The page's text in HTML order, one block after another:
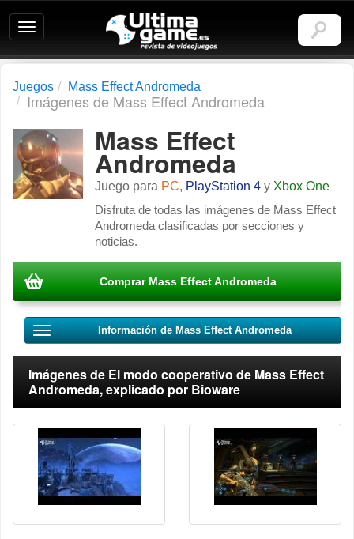
Ultimagame:
Revista
de
Juegos Mass Effect Andromeda
Imágenes de Mass Effect Andromeda
Mass Effect
Andromeda
Juego para PC, PlayStation 4 y Xbox One
Disfruta de todas las imágenes de Mass Effect
Andromeda clasificadas por secciones y
noticias.
Comprar Mass Effect Andromeda
Información de Mass Effect Andromeda
Imágenes de El modo cooperativo de Mass Effect
Andromeda, explicado por Bioware